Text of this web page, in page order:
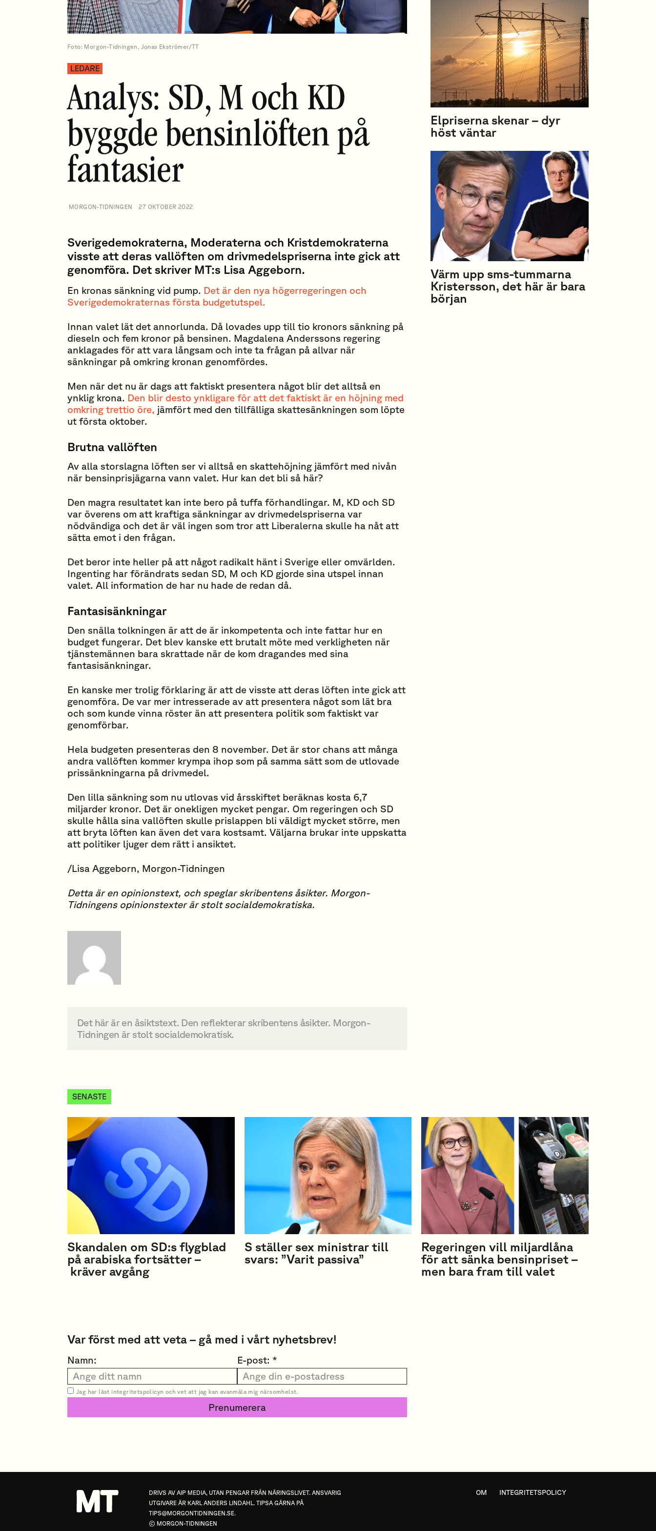
Foto: Morgon-Tidningen, Jonas Ekströmer/TT
LEDARE
Analys: SD, M och KD
byggde bensinlöften på
fantasier
MORGON-TIDNINGEN 27 OKTOBER 2022
Sverigedemokraterna, Moderaterna och Kristdemokraterna
visste att deras vallöften om drivmedelspriserna inte gick att
genomföra. Det skriver MT:s Lisa Aggeborn.
En kronas sänkning vid pump. Det är den nya högerregeringen och
Sverigedemokraternas första budgetutspel.
Innan valet lät det annorlunda. Då lovades upp till tio kronors sänkning på
dieseln och fem kronor på bensinen. Magdalena Anderssons regering
anklagades för att vara långsam och inte ta frågan på allvar när
sänkningar på omkring kronan genomfördes.
Men när det nu är dags att faktiskt presentera något blir det alltså en
ynklig krona. Den blir desto ynkligare för att det faktiskt är en höjning med
omkring trettio öre, jämfört med den tillfälliga skattesänkningen som löpte
ut första oktober.
Brutna vallöften
Av alla storslagna löften ser vi alltså en skattehöjning jämfört med nivån
när bensinprisjägarna vann valet. Hur kan det bli så här?
Den magra resultatet kan inte bero på tuffa förhandlingar. M, KD och SD
var överens om att kraftiga sänkningar av drivmedelspriserna var
nödvändiga och det är väl ingen som tror att Liberalerna skulle ha nåt att
sätta emot i den frågan.
Det beror inte heller på att något radikalt hänt i Sverige eller omvärlden.
Ingenting har förändrats sedan SD, M och KD gjorde sina utspel innan
valet. All information de har nu hade de redan då.
Fantasisänkningar
Den snälla tolkningen är att de är inkompetenta och inte fattar hur en
budget fungerar. Det blev kanske ett brutalt möte med verkligheten när
tjänstemännen bara skrattade när de kom dragandes med sina
fantasisänkningar.
En kanske mer trolig förklaring är att de visste att deras löften inte gick att
genomföra. De var mer intresserade av att presentera något som lät bra
och som kunde vinna röster än att presentera politik som faktiskt var
genomförbar.
Hela budgeten presenteras den 8 november. Det är stor chans att många
andra vallöften kommer krympa ihop som på samma sätt som de utlovade
prissänkningarna på drivmedel.
Den lilla sänkning som nu utlovas vid årsskiftet beräknas kosta 6,7
miljarder kronor. Det är onekligen mycket pengar. Om regeringen och SD
skulle hålla sina vallöften skulle prislappen bli väldigt mycket större, men
att bryta löften kan även det vara kostsamt. Väljarna brukar inte uppskatta
att politiker ljuger dem rätt i ansiktet.
/Lisa Aggeborn, Morgon-Tidningen
Detta är en opinionstext, och speglar skribentens åsikter. Morgon-
Tidningens opinionstexter är stolt socialdemokratiska.
Det här är en åsiktstext. Den reflekterar skribentens åsikter. Morgon-
Tidningen är stolt socialdemokratisk.
Elpriserna skenar – dyr
höst väntar
Värm upp sms-tummarna
Kristersson, det här är bara
början
SENASTE
Skandalen om SD:s flygblad
på arabiska fortsätter –
kräver avgång
S ställer sex ministrar till
svars: ”Varit passiva”
Regeringen vill miljardlåna
för att sänka bensinpriset –
men bara fram till valet
Var först med att veta – gå med i vårt nyhetsbrev!
Namn: E-post: *
Jag har läst integritetspolicyn och vet att jag kan avanmäla mig närsomhelst.
Prenumerera
DRIVS AVAIP MEDIA, UTAN PENGAR FRÅN NÄRINGSLIVET. ANSVARIG
UTGIVARE ÄR KARL ANDERS LINDAHL. TIPSA GÄRNA PÅ
TIPS@MORGONTIDNINGEN.SE.
© MORGON-TIDNINGEN
OM INTEGRITETSPOLICY